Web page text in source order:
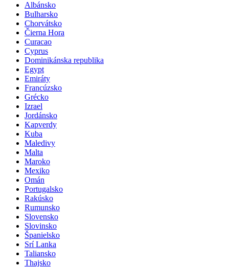
Albánsko
Bulharsko
Chorvátsko
Čierna Hora
Curacao
Cyprus
Dominikánska republika
Egypt
Emiráty
Francúzsko
Grécko
Izrael
Jordánsko
Kapverdy
Kuba
Maledivy
Malta
Maroko
Mexiko
Omán
Portugalsko
Rakúsko
Rumunsko
Slovensko
Slovinsko
Španielsko
Srí Lanka
Taliansko
Thajsko